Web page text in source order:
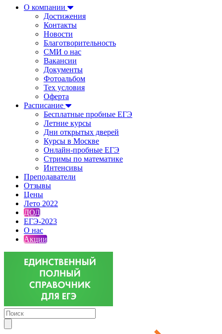
О компании
Достижения
Контакты
Новости
Благотворительность
СМИ о нас
Вакансии
Документы
Фотоальбом
Тех условия
Оферта
Расписание
Бесплатные пробные ЕГЭ
Летние курсы
Дни открытых дверей
Курсы в Москве
Онлайн-пробные ЕГЭ
Стримы по математике
Интенсивы
Преподаватели
Отзывы
Цены
Лето 2022
ДОД
ЕГЭ-2023
О нас
Акции